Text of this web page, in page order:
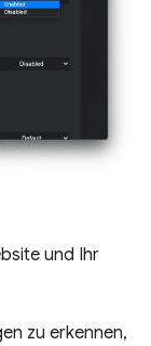
und Ihr
zu erkennen,